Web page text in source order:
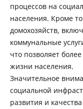
процессов на
населения. Кроме
домохозяйств,
коммунальные
что позволяет
жизни населения.
Значительное
социальной
развития и